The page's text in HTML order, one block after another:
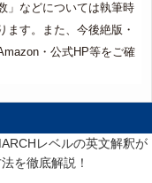
」などについては執筆時
ます。また、今後絶版・
・公式HP等をご確
レベルの英文解釈が
を徹底解説！